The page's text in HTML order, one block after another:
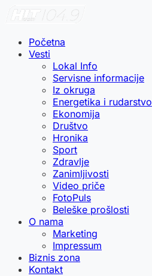
Početna
Vesti
Lokal Info
Servisne informacije
Iz okruga
Energetika i rudarstvo
Ekonomija
Društvo
Hronika
Sport
Zdravlje
Zanimljivosti
Video priče
FotoPuls
Beleške prošlosti
O nama
Marketing
Impressum
Biznis zona
Kontakt